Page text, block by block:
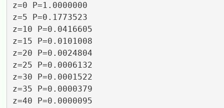
z=0 P=1.0000000
z=5 P=0.1773523
z=10 P=0.0416605
z=15 P=0.0101008
z=20 P=0.0024804
z=25 P=0.0006132
z=30 P=0.0001522
z=35 P=0.0000379
z=40 P=0.0000095